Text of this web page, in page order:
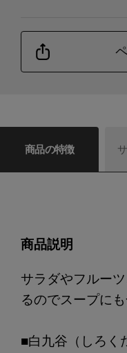
商品の特徴
商品説明
サラダやフルー
るのでスープにも
■白九谷（しろく